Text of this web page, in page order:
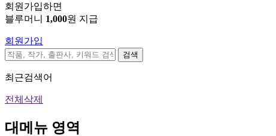
회원가입하면
블루머니 1,000원 지급
회원가입
검색
최근검색어
전체삭제
대메뉴 영역